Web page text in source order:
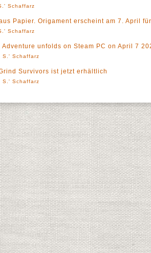
Schaffarz
Papier. Origament erscheint am 7. April
Schaffarz
unfolds on Steam PC on April 7
S.' Schaffarz
Survivors ist jetzt erhältlich
S.' Schaffarz